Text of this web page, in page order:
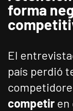
forma
El
país perdió
competir en